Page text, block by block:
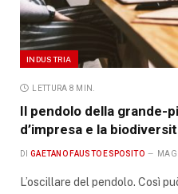
INDUSTRIA
LETTURA 8 MIN.
Il pendolo della grande-
d’impresa e la
DI GAETANO FAUSTO ESPOSITO
L’oscillare del pendolo. Così